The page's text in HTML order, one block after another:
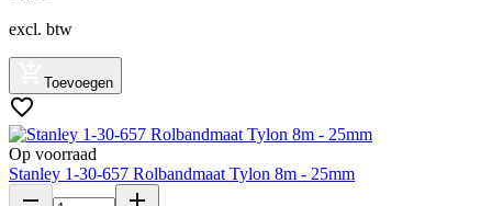
excl. btw
Toevoegen
Op voorraad
Stanley 1-30-657 Rolbandmaat Tylon 8m - 25mm